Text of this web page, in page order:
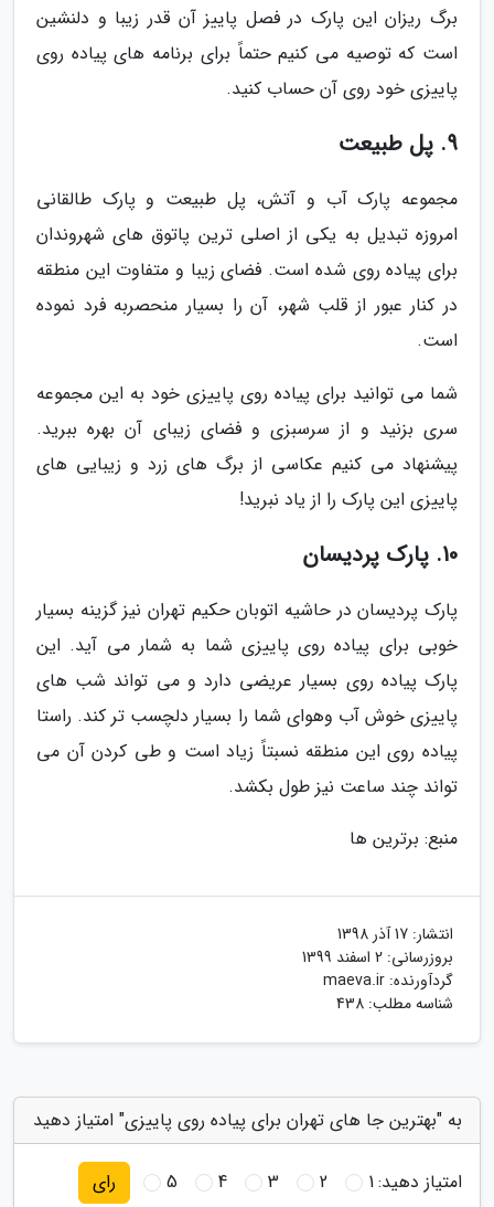
برگ ریزان این پارک در فصل پاییز آن قدر زیبا و دلنشین
است که توصیه می کنیم حتماً برای برنامه های پیاده روی
پاییزی خود روی آن حساب کنید.
9. پل طبیعت
مجموعه پارک آب و آتش، پل طبیعت و پارک طالقانی
امروزه تبدیل به یکی از اصلی ترین پاتوق های شهروندان
برای پیاده روی شده است. فضای زیبا و متفاوت این منطقه
در کنار عبور از قلب شهر، آن را بسیار منحصربه فرد نموده
است.
شما می توانید برای پیاده روی پاییزی خود به این مجموعه
سری بزنید و از سرسبزی و فضای زیبای آن بهره ببرید.
پیشنهاد می کنیم عکاسی از برگ های زرد و زیبایی های
پاییزی این پارک را از یاد نبرید!
10. پارک پردیسان
پارک پردیسان در حاشیه اتوبان حکیم تهران نیز گزینه بسیار
خوبی برای پیاده روی پاییزی شما به شمار می آید. این
پارک پیاده روی بسیار عریضی دارد و می تواند شب های
پاییزی خوش آب وهوای شما را بسیار دلچسب تر کند. راستا
پیاده روی این منطقه نسبتاً زیاد است و طی کردن آن می
تواند چند ساعت نیز طول بکشد.
منبع: برترین ها
انتشار: 17 آذر 1398
بروزرسانی: 2 اسفند 1399
گردآورنده: maeva.ir
شناسه مطلب: 438
به "بهترین جا های تهران برای پیاده روی پاییزی" امتیاز دهید
امتیاز دهید:1
2
3
4
5 رای